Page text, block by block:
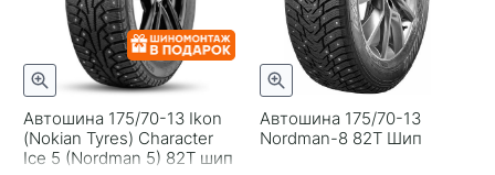
Автошина 175/70-13 Ikon
(Nokian Tyres) Character
Ice 5 (Nordman 5) 82T шип
Автошина 175/70-13
Nordman-8 82T Шип